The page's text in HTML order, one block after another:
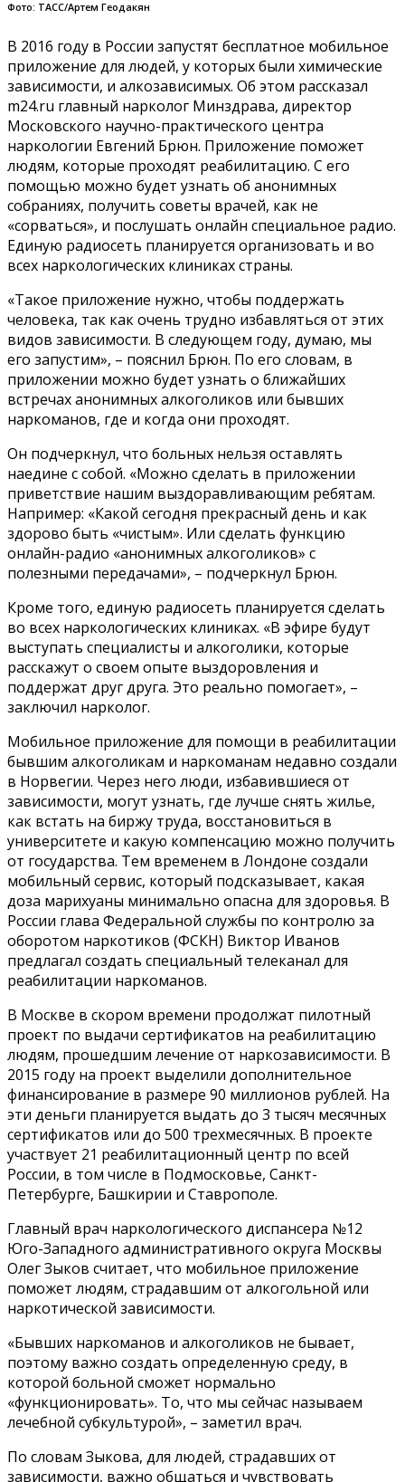
Фото: ТАСС/Артем Геодакян
В 2016 году в России запустят бесплатное мобильное
приложение для людей, у которых были химические
зависимости, и алкозависимых. Об этом рассказал
m24.ru главный нарколог Минздрава, директор
Московского научно-практического центра
наркологии Евгений Брюн. Приложение поможет
людям, которые проходят реабилитацию. С его
помощью можно будет узнать об анонимных
собраниях, получить советы врачей, как не
«сорваться», и послушать онлайн специальное радио.
Единую радиосеть планируется организовать и во
всех наркологических клиниках страны.
«Такое приложение нужно, чтобы поддержать
человека, так как очень трудно избавляться от этих
видов зависимости. В следующем году, думаю, мы
его запустим», – пояснил Брюн. По его словам, в
приложении можно будет узнать о ближайших
встречах анонимных алкоголиков или бывших
наркоманов, где и когда они проходят.
Он подчеркнул, что больных нельзя оставлять
наедине с собой. «Можно сделать в приложении
приветствие нашим выздоравливающим ребятам.
Например: «Какой сегодня прекрасный день и как
здорово быть «чистым». Или сделать функцию
онлайн-радио «анонимных алкоголиков» с
полезными передачами», – подчеркнул Брюн.
Кроме того, единую радиосеть планируется сделать
во всех наркологических клиниках. «В эфире будут
выступать специалисты и алкоголики, которые
расскажут о своем опыте выздоровления и
поддержат друг друга. Это реально помогает», –
заключил нарколог.
Мобильное приложение для помощи в реабилитации
бывшим алкоголикам и наркоманам недавно создали
в Норвегии. Через него люди, избавившиеся от
зависимости, могут узнать, где лучше снять жилье,
как встать на биржу труда, восстановиться в
университете и какую компенсацию можно получить
от государства. Тем временем в Лондоне создали
мобильный сервис, который подсказывает, какая
доза марихуаны минимально опасна для здоровья. В
России глава Федеральной службы по контролю за
оборотом наркотиков (ФСКН) Виктор Иванов
предлагал создать специальный телеканал для
реабилитации наркоманов.
В Москве в скором времени продолжат пилотный
проект по выдачи сертификатов на реабилитацию
людям, прошедшим лечение от наркозависимости. В
2015 году на проект выделили дополнительное
финансирование в размере 90 миллионов рублей. На
эти деньги планируется выдать до 3 тысяч месячных
сертификатов или до 500 трехмесячных. В проекте
участвует 21 реабилитационный центр по всей
России, в том числе в Подмосковье, Санкт-
Петербурге, Башкирии и Ставрополе.
Главный врач наркологического диспансера №12
Юго-Западного административного округа Москвы
Олег Зыков считает, что мобильное приложение
поможет людям, страдавшим от алкогольной или
наркотической зависимости.
«Бывших наркоманов и алкоголиков не бывает,
поэтому важно создать определенную среду, в
которой больной сможет нормально
«функционировать». То, что мы сейчас называем
лечебной субкультурой», – заметил врач.
По словам Зыкова, для людей, страдавших от
зависимости, важно общаться и чувствовать